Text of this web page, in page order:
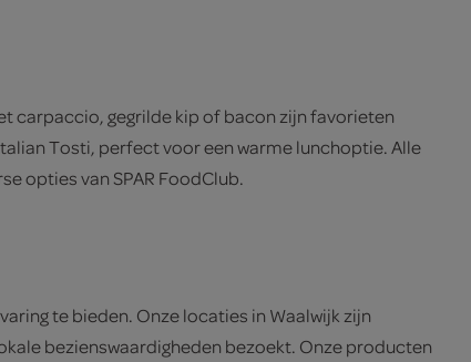
carpaccio, gegrilde kip of bacon zijn favorieten
Tosti, perfect voor een warme lunchoptie. Alle
opties van SPAR FoodClub.
te bieden. Onze locaties in Waalwijk zijn
bezienswaardigheden bezoekt. Onze producten